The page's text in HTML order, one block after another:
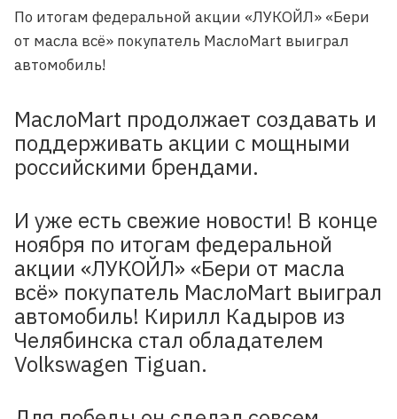
По итогам федеральной акции «ЛУКОЙЛ» «Бери
от масла всё» покупатель МаслоMart выиграл
автомобиль!
МаслоMart продолжает создавать и
поддерживать акции с мощными
российскими брендами.
И уже есть свежие новости! В конце
ноября по итогам федеральной
акции «ЛУКОЙЛ» «Бери от масла
всё» покупатель МаслоMart выиграл
автомобиль! Кирилл Кадыров из
Челябинска стал обладателем
Volkswagen Tiguan.